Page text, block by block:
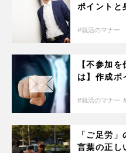
ポイントと
就活のマナー
【不参加
は】作成ポ
就活のマナー
「ご足労
言葉の正し